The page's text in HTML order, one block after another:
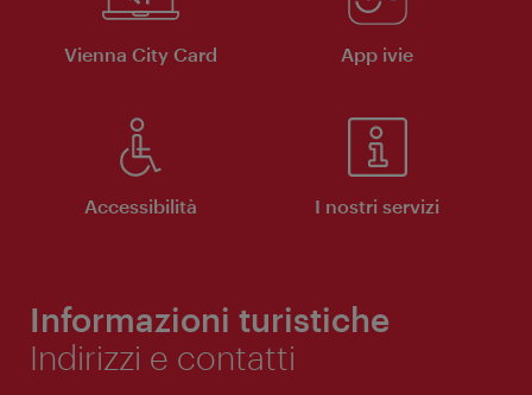
Vienna City Card App ivie
Accessibilità I nostri servizi
Informazioni turistiche
Indirizzi e contatti